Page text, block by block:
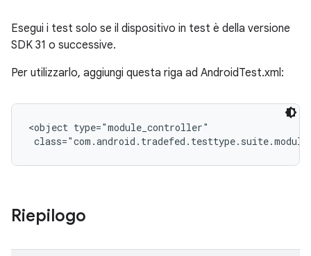
Esegui i test solo se il dispositivo in test è della versione
SDK 31 o successive.
Per utilizzarlo, aggiungi questa riga ad AndroidTest.xml:
<object type="module_controller"
Riepilogo